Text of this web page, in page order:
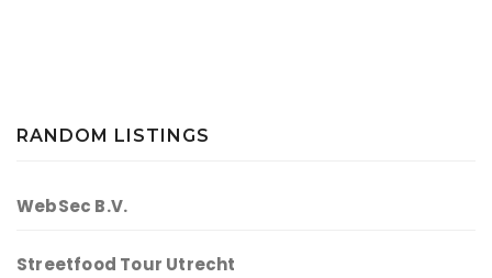
RANDOM LISTINGS
WebSec B.V.
Streetfood Tour Utrecht